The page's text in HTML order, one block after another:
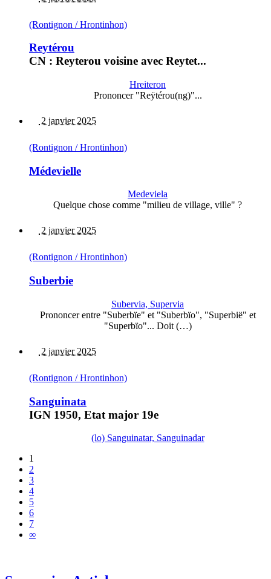
(Rontignon / Hrontinhon)
Reytérou
CN : Reyterou voisine avec Reytet...
Hreiteron
Prononcer "Reÿtérou(ng)"...
2 janvier 2025
(Rontignon / Hrontinhon)
Médevielle
Medeviela
Quelque chose comme "milieu de village, ville" ?
2 janvier 2025
(Rontignon / Hrontinhon)
Suberbie
Subervia, Supervia
Prononcer entre "Suberbïe" et "Suberbïo", "Superbië" et
"Superbïo"... Doit (…)
2 janvier 2025
(Rontignon / Hrontinhon)
Sanguinata
IGN 1950, Etat major 19e
(lo) Sanguinatar, Sanguinadar
1
2
3
4
5
6
7
∞